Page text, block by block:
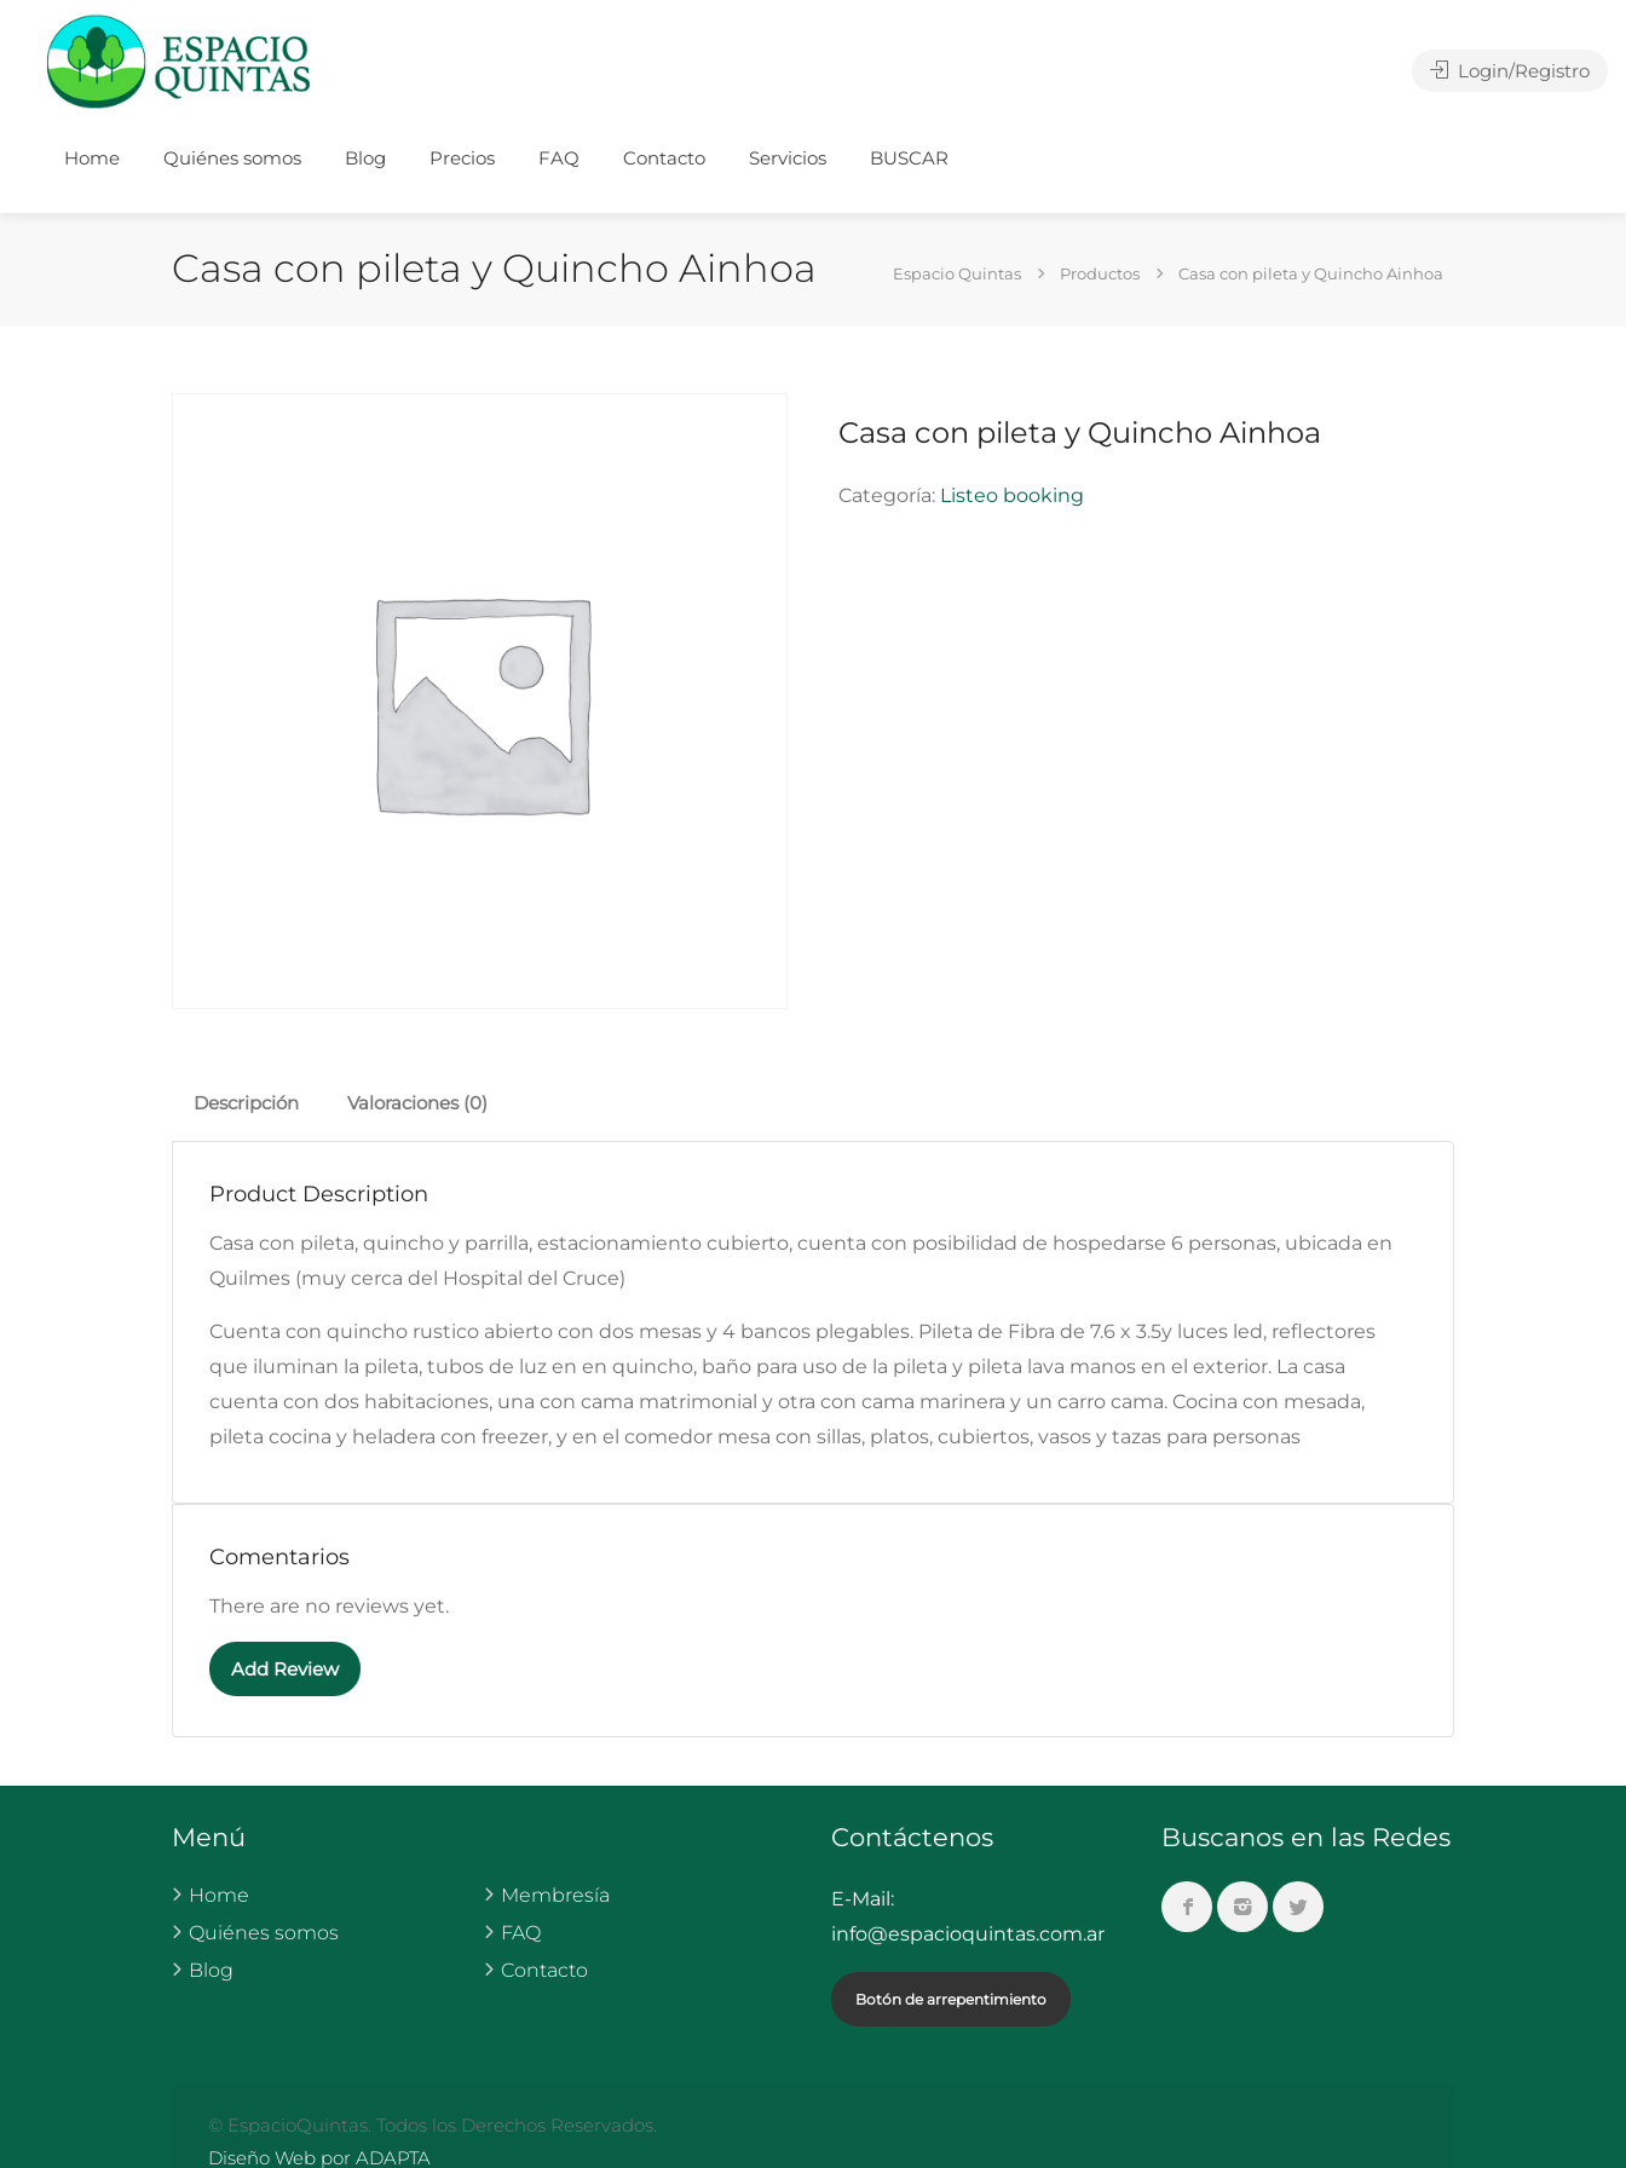
Home Quiénes somos Blog Precios FAQ Contacto Servicios BUSCAR
Login/Registro
Casa con pileta y Quincho Ainhoa Espacio Quintas Productos Casa con pileta y Quincho Ainhoa
Casa con pileta y Quincho Ainhoa
Categoría: Listeo booking
Descripción Valoraciones (0)
Product Description
Casa con pileta, quincho y parrilla, estacionamiento cubierto, cuenta con posibilidad de hospedarse 6 personas, ubicada en
Quilmes (muy cerca del Hospital del Cruce)
Cuenta con quincho rustico abierto con dos mesas y 4 bancos plegables. Pileta de Fibra de 7.6 x 3.5y luces led, reflectores
que iluminan la pileta, tubos de luz en en quincho, baño para uso de la pileta y pileta lava manos en el exterior. La casa
cuenta con dos habitaciones, una con cama matrimonial y otra con cama marinera y un carro cama. Cocina con mesada,
pileta cocina y heladera con freezer, y en el comedor mesa con sillas, platos, cubiertos, vasos y tazas para personas
Comentarios
There are no reviews yet.
Add Review
Menú
Home
Quiénes somos
Blog
Membresía
FAQ
Contacto
Contáctenos
E-Mail:
info@espacioquintas.com.ar
Botón de arrepentimiento
Buscanos en las Redes
© EspacioQuintas. Todos los Derechos Reservados.
Diseño Web por ADAPTA